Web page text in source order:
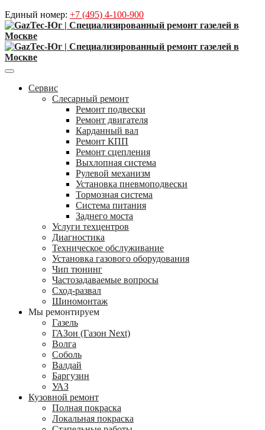
Единый номер: +7 (495) 4-100-900
Сервис
Слесарный ремонт
Ремонт подвески
Ремонт двигателя
Карданный вал
Ремонт КПП
Ремонт сцепления
Выхлопная система
Рулевой механизм
Установка пневмоподвески
Тормозная система
Система питания
Заднего моста
Услуги техцентров
Диагностика
Техническое обслуживание
Установка газового оборудования
Чип тюнинг
Частозадаваемые вопросы
Сход-развал
Шиномонтаж
Мы ремонтируем
Газель
ГАЗон (Газон Next)
Волга
Соболь
Валдай
Баргузин
УАЗ
Кузовной ремонт
Полная покраска
Локальная покраска